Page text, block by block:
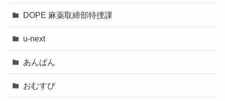
DOPE 麻薬取締部特捜課
u-next
あんぱん
おむすび